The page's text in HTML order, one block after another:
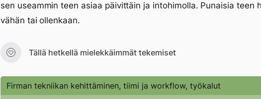
sen useammin teen asiaa päivittäin ja intohimolla. Punaisia teen
vähän tai ollenkaan.
Tällä hetkellä mielekkäimmät tekemiset
Firman tekniikan kehittäminen, tiimi ja workflow, työkalut